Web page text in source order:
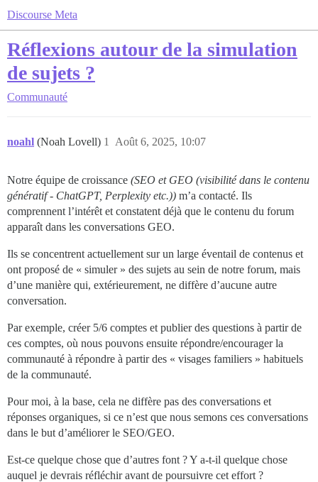
Discourse Meta
Réflexions autour de la simulation
de sujets ?
Communauté
noahl (Noah Lovell) Août 6, 2025, 10:07
1
Notre équipe de croissance (SEO et GEO (visibilité dans le contenu
génératif - ChatGPT, Perplexity etc.)) m’a contacté. Ils
comprennent l’intérêt et constatent déjà que le contenu du forum
apparaît dans les conversations GEO.
Ils se concentrent actuellement sur un large éventail de contenus et
ont proposé de « simuler » des sujets au sein de notre forum, mais
d’une manière qui, extérieurement, ne diffère d’aucune autre
conversation.
Par exemple, créer 5/6 comptes et publier des questions à partir de
ces comptes, où nous pouvons ensuite répondre/encourager la
communauté à répondre à partir des « visages familiers » habituels
de la communauté.
Pour moi, à la base, cela ne diffère pas des conversations et
réponses organiques, si ce n’est que nous semons ces conversations
dans le but d’améliorer le SEO/GEO.
Est-ce quelque chose que d’autres font ? Y a-t-il quelque chose
auquel je devrais réfléchir avant de poursuivre cet effort ?